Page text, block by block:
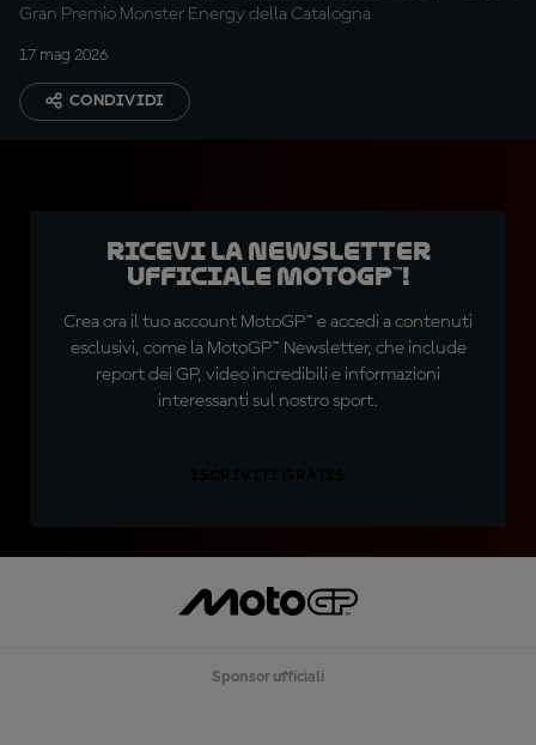
Gran Premio Monster Energy della Catalogna
17 mag 2026
CONDIVIDI
Ricevi la newsletter
ufficiale MotoGP™!
Crea ora il tuo account MotoGP™ e accedi a contenuti
esclusivi, come la MotoGP™ Newsletter, che include
report dei GP, video incredibili e informazioni
interessanti sul nostro sport.
Sponsor ufficiali